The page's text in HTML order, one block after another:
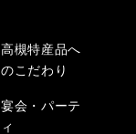
高槻特産品へ
のこだわり
宴会・パーテ
ィ